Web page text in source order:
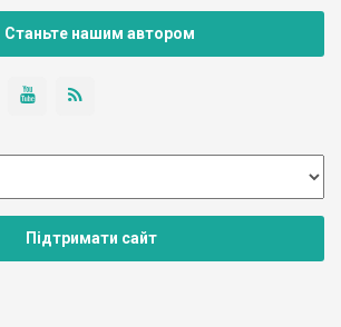
Станьте нашим автором
Підтримати сайт